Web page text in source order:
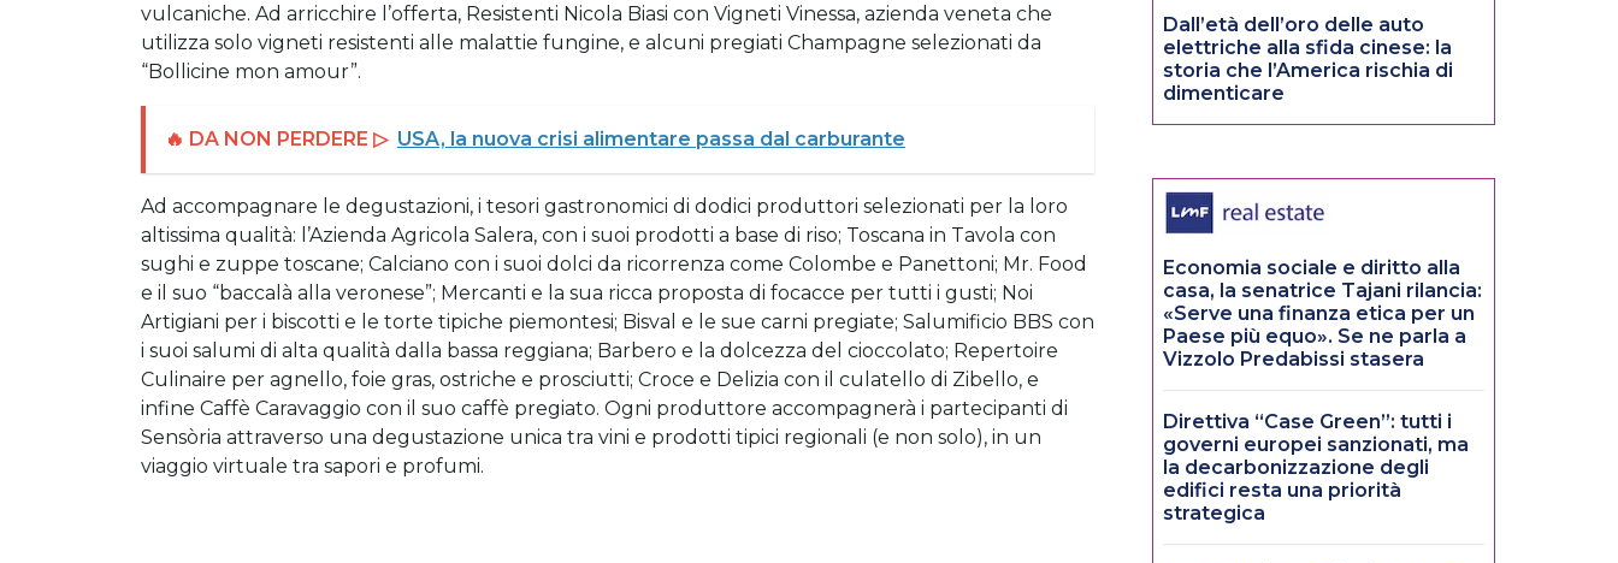
vulcaniche. Ad arricchire l’offerta, Resistenti Nicola Biasi con Vigneti Vinessa, azienda veneta che
utilizza solo vigneti resistenti alle malattie fungine, e alcuni pregiati Champagne selezionati da
“Bollicine mon amour”.
🔥 DA NON PERDERE ▷ USA, la nuova crisi alimentare passa dal carburante
Ad accompagnare le degustazioni, i tesori gastronomici di dodici produttori selezionati per la loro
altissima qualità: l’Azienda Agricola Salera, con i suoi prodotti a base di riso; Toscana in Tavola con
sughi e zuppe toscane; Calciano con i suoi dolci da ricorrenza come Colombe e Panettoni; Mr. Food
e il suo “baccalà alla veronese”; Mercanti e la sua ricca proposta di focacce per tutti i gusti; Noi
Artigiani per i biscotti e le torte tipiche piemontesi; Bisval e le sue carni pregiate; Salumificio BBS con
i suoi salumi di alta qualità dalla bassa reggiana; Barbero e la dolcezza del cioccolato; Repertoire
Culinaire per agnello, foie gras, ostriche e prosciutti; Croce e Delizia con il culatello di Zibello, e
infine Caffè Caravaggio con il suo caffè pregiato. Ogni produttore accompagnerà i partecipanti di
Sensòria attraverso una degustazione unica tra vini e prodotti tipici regionali (e non solo), in un
viaggio virtuale tra sapori e profumi.
Dall’età dell’oro delle auto
elettriche alla sfida cinese: la
storia che l’America rischia di
dimenticare
Economia sociale e diritto alla
casa, la senatrice Tajani rilancia:
«Serve una finanza etica per un
Paese più equo». Se ne parla a
Vizzolo Predabissi stasera
Direttiva “Case Green”: tutti i
governi europei sanzionati, ma
la decarbonizzazione degli
edifici resta una priorità
strategica